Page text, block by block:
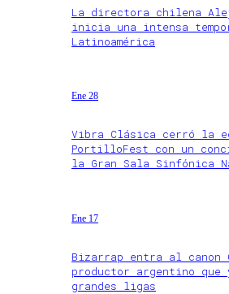
La directora chilena
inicia una intensa
Latinoamérica
Ene 28
Vibra Clásica cerró la
PortilloFest con un
la Gran Sala Sinfónica
Ene 17
Bizarrap entra al
productor argentino que
grandes ligas